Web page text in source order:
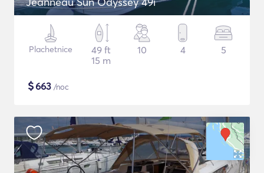
Plachetnice
49 ft
15 m
10 4 5
$663 /noc